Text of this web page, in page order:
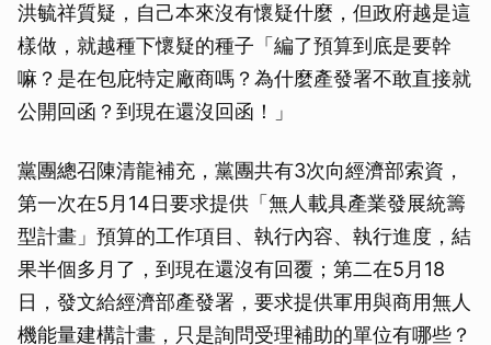
洪毓祥質疑，自己本來沒有懷疑什麼，但政府越是這
樣做，就越種下懷疑的種子「編了預算到底是要幹
嘛？是在包庇特定廠商嗎？為什麼產發署不敢直接就
公開回函？到現在還沒回函！」
黨團總召陳清龍補充，黨團共有3次向經濟部索資，
第一次在5月14日要求提供「無人載具產業發展統籌
型計畫」預算的工作項目、執行內容、執行進度，結
果半個多月了，到現在還沒有回覆；第二在5月18
日，發文給經濟部產發署，要求提供軍用與商用無人
機能量建構計畫，只是詢問受理補助的單位有哪些？